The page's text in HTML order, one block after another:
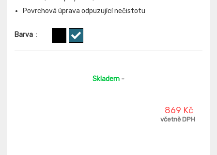
Povrchová úprava odpuzující nečistotu
Barva :
Skladem -
869 Kč
včetně DPH